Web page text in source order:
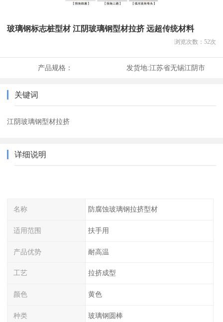
玻璃钢标志桩型材 江阴玻璃钢型材拉挤 远超传统材料
浏览次数： 52次
产品规格： 发货地:江苏省无锡江阴市
关键词
江阴玻璃钢型材拉挤
详细说明
名称 防腐蚀玻璃钢拉挤型材
适用范围 扶手用
产品优势 耐高温
工艺 拉挤成型
颜色 黄色
种类 玻璃钢圆棒